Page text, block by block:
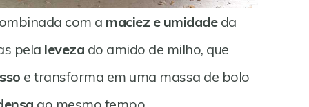
com a maciez e umidade da
pela leveza do amido de milho, que
e transforma em uma massa de bolo